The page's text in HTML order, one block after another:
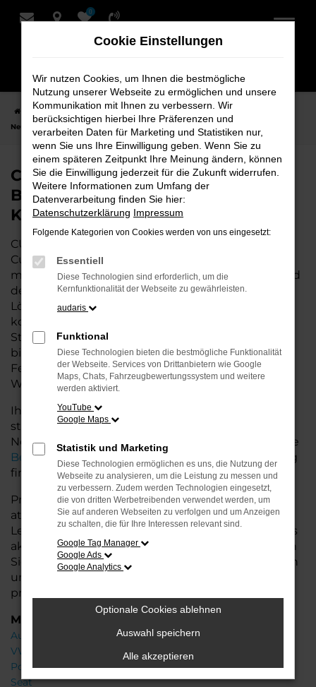
Zum
0
Startseite Cuxhaven CUPRA CUPRA Ateca
CUPRA Ateca
Neuwagen bei Bremer Fahrzeughaus Schmidt + Koch AG für Cuxhaven
CUPRA Ateca Neuwagen bei
Bremer Fahrzeughaus Schmidt +
Koch AG für Cuxhaven
CUPRA Ateca ist die perfekte Wahl für alle, die für
Cuxhaven einen
modernen Technik, seinem effizienten Antrieb und
dem stilvollen Design ist der Ateca die ideale
Lösung für jeden, der ein zuverlässiges und
komfortables Fahrzeug möchte. Egal, ob für den
Stadtverkehr oder längere Fahrten – der Ateca
bietet Ihnen höchsten Fahrkomfort, innovative
Features und eine herausragende
Wirtschaftlichkeit.
Ihr CUPRA Autohaus in der Nähe von Cuxhaven
steht Ihnen mit einer breiten Auswahl an
Neuwagen zur Seite und bietet Ihnen umfassende
Beratung, damit Sie das für Sie passende Fahrzeug
finden.
Profitieren Sie von zusätzlichen Services wie
attraktiven Finanzierungsmöglichkeiten,
Leasingangeboten und der Inzahlungnahme Ihres
aktuellen Fahrzeugs. Besuchen Sie uns und lassen
Sie sich von unseren Experten beraten – wir freuen
uns, Ihnen den perfekten Neuwagen zu
präsentieren!
Marken
Audi
VW
Porsche
Seat
Cookie Einstellungen
Wir nutzen Cookies, um Ihnen die bestmögliche
Nutzung unserer Webseite zu ermöglichen und unsere
Kommunikation mit Ihnen zu verbessern. Wir
berücksichtigen hierbei Ihre Präferenzen und
verarbeiten Daten für Marketing und Statistiken nur,
wenn Sie uns Ihre Einwilligung geben. Wenn Sie zu
einem späteren Zeitpunkt Ihre Meinung ändern, können
Sie die Einwilligung jederzeit für die Zukunft widerrufen.
Weitere Informationen zum Umfang der
Datenverarbeitung finden Sie hier:
Datenschutzerklärung Impressum
Folgende Kategorien von Cookies werden von uns eingesetzt:
Essentiell
Diese Technologien sind erforderlich, um die
Kernfunktionalität der Webseite zu gewährleisten.
audaris
Funktional
Diese Technologien bieten die bestmögliche Funktionalität
der Webseite. Services von Drittanbietern wie Google
Maps, Chats, Fahrzeugbewertungssystem und weitere
werden aktiviert.
YouTube
Google Maps
Statistik und Marketing
Diese Technologien ermöglichen es uns, die Nutzung der
Webseite zu analysieren, um die Leistung zu messen und
zu verbessern. Zudem werden Technologien eingesetzt,
die von dritten Werbetreibenden verwendet werden, um
Sie auf anderen Webseiten zu verfolgen und um Anzeigen
zu schalten, die für Ihre Interessen relevant sind.
Google Tag Manager
Google Ads
Google Analytics
Optionale Cookies ablehnen
Auswahl speichern
Alle akzeptieren